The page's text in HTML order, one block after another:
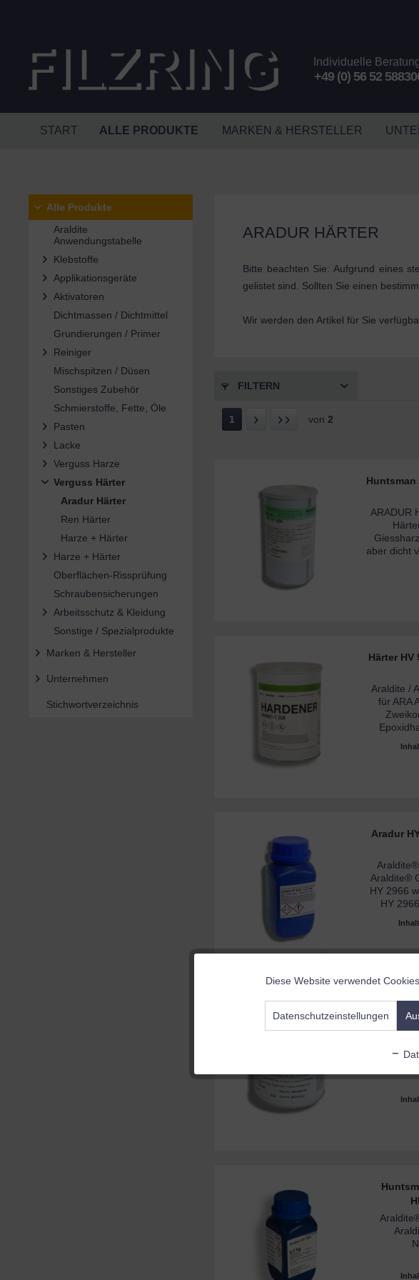
Individuelle
+49 (0) 56 52
START ALLE PRODUKTE MARKEN & HERSTELLER
Alle Produkte
Araldite
Anwendungstabelle
Klebstoffe
Applikationsgeräte
Aktivatoren
Dichtmassen / Dichtmittel
Grundierungen / Primer
Reiniger
Mischspitzen / Düsen
Sonstiges Zubehör
Schmierstoffe, Fette, Öle
Pasten
Lacke
Verguss Harze
Verguss Härter
Aradur Härter
Ren Härter
Harze + Härter
Harze + Härter
Oberflächen-Rissprüfung
Schraubensicherungen
Arbeitsschutz & Kleidung
Sonstige / Spezialprodukte
Marken & Hersteller
Unternehmen
Stichwortverzeichnis
ARADUR HÄRTER
Bitte beachten Sie: Aufgrund eines
gelistet sind. Sollten Sie einen
Wir werden den Artikel für Sie
FILTERN
1 von 2
Huntsman
ARADUR
aber dicht
Härter HV
Araldite /
für ARA
Aradur
Araldite®
HY 2966
HY
Inhalt
pastöse
Funktionale
Personalisierung
Diese Website verwendet
Datenschutzeinstellungen